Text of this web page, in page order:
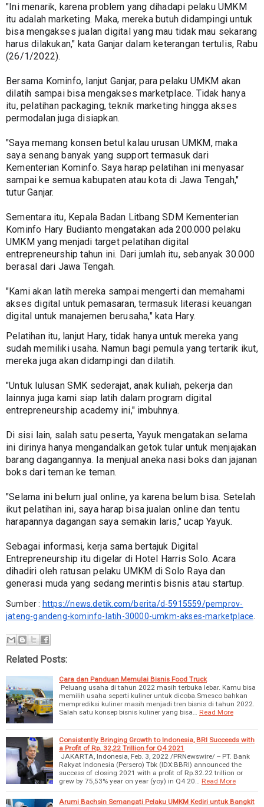
"Ini menarik, karena problem yang dihadapi pelaku UMKM
itu adalah marketing. Maka, mereka butuh didampingi untuk
bisa mengakses jualan digital yang mau tidak mau sekarang
harus dilakukan," kata Ganjar dalam keterangan tertulis, Rabu
(26/1/2022).
Bersama Kominfo, lanjut Ganjar, para pelaku UMKM akan
dilatih sampai bisa mengakses marketplace. Tidak hanya
itu, pelatihan packaging, teknik marketing hingga akses
permodalan juga disiapkan.
"Saya memang konsen betul kalau urusan UMKM, maka
saya senang banyak yang support termasuk dari
Kementerian Kominfo. Saya harap pelatihan ini menyasar
sampai ke semua kabupaten atau kota di Jawa Tengah,"
tutur Ganjar.
Sementara itu, Kepala Badan Litbang SDM Kementerian
Kominfo Hary Budianto mengatakan ada 200.000 pelaku
UMKM yang menjadi target pelatihan digital
entrepreneurship tahun ini. Dari jumlah itu, sebanyak 30.000
berasal dari Jawa Tengah.
"Kami akan latih mereka sampai mengerti dan memahami
akses digital untuk pemasaran, termasuk literasi keuangan
digital untuk manajemen berusaha," kata Hary.
Pelatihan itu, lanjut Hary, tidak hanya untuk mereka yang
sudah memiliki usaha. Namun bagi pemula yang tertarik ikut,
mereka juga akan didampingi dan dilatih.
"Untuk lulusan SMK sederajat, anak kuliah, pekerja dan
lainnya juga kami siap latih dalam program digital
entrepreneurship academy ini," imbuhnya.
Di sisi lain, salah satu peserta, Yayuk mengatakan selama
ini dirinya hanya mengandalkan getok tular untuk menjajakan
barang dagangannya. Ia menjual aneka nasi boks dan jajanan
boks dari teman ke teman.
"Selama ini belum jual online, ya karena belum bisa. Setelah
ikut pelatihan ini, saya harap bisa jualan online dan tentu
harapannya dagangan saya semakin laris," ucap Yayuk.
Sebagai informasi, kerja sama bertajuk Digital
Entrepreneurship itu digelar di Hotel Harris Solo. Acara
dihadiri oleh ratusan pelaku UMKM di Solo Raya dan
generasi muda yang sedang merintis bisnis atau startup.
Sumber : https://news.detik.com/berita/d-5915559/pemprov-
jateng-gandeng-kominfo-latih-30000-umkm-akses-marketplace
Related Posts:
Cara dan Panduan Memulai Bisnis Food Truck
Peluang usaha di tahun 2022 masih terbuka lebar. Kamu bisa
memilih usaha seperti kuliner untuk dicoba.Smesco bahkan
memprediksi kuliner masih menjadi tren bisnis di tahun 2022.
Salah satu konsep bisnis kuliner yang bisa… Read More
Consistently Bringing Growth to Indonesia, BRI Succeeds with
a Profit of Rp. 32,22 Trillion for Q4 2021
JAKARTA, Indonesia, Feb. 3, 2022 /PRNewswire/ -- PT. Bank
Rakyat Indonesia (Persero) Tbk (IDX:BBRI) announced the
success of closing 2021 with a profit of Rp.32.22 trillion or
grew by 75,53% year on year (yoy) in Q4 20… Read More
Arumi Bachsin Semangati Pelaku UMKM Kediri untuk Bangkit